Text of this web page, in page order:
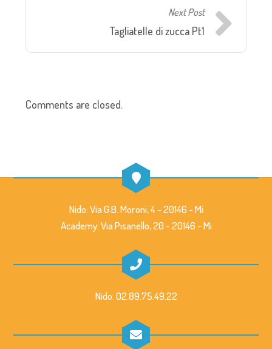
Next Post
Tagliatelle di zucca Pt1
Comments are closed.
Nido: Via G.B. Moroni, 4 - 20146 - Mi
Academy: Via Pisanello, 20 - 20146 - Mi
Nido: 02.89.75.49.22